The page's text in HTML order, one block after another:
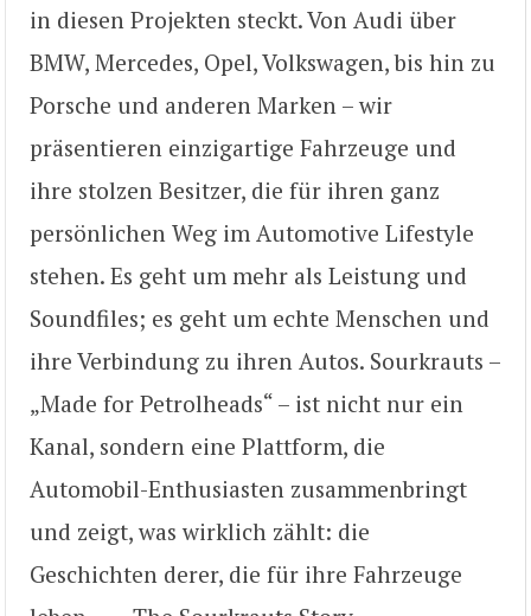
in diesen Projekten steckt. Von Audi über
BMW, Mercedes, Opel, Volkswagen, bis hin zu
Porsche und anderen Marken – wir
präsentieren einzigartige Fahrzeuge und
ihre stolzen Besitzer, die für ihren ganz
persönlichen Weg im Automotive Lifestyle
stehen. Es geht um mehr als Leistung und
Soundfiles; es geht um echte Menschen und
ihre Verbindung zu ihren Autos. Sourkrauts –
„Made for Petrolheads“ – ist nicht nur ein
Kanal, sondern eine Plattform, die
Automobil-Enthusiasten zusammenbringt
und zeigt, was wirklich zählt: die
Geschichten derer, die für ihre Fahrzeuge